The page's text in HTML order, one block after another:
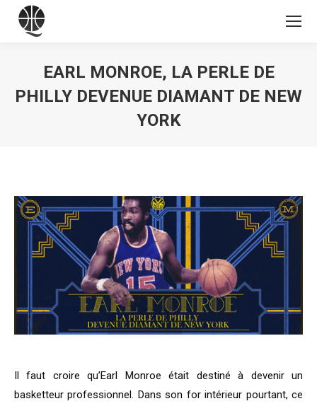
EARL MONROE, LA PERLE DE
PHILLY DEVENUE DIAMANT DE NEW
YORK
Il faut croire qu’Earl Monroe était destiné à devenir un
basketteur professionnel. Dans son for intérieur pourtant, ce